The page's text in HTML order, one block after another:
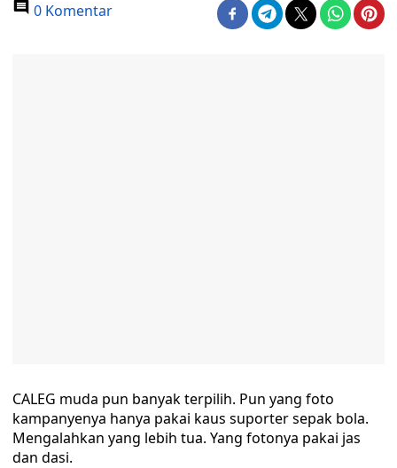
0 Komentar
CALEG muda pun banyak terpilih. Pun yang foto
kampanyenya hanya pakai kaus suporter sepak bola.
Mengalahkan yang lebih tua. Yang fotonya pakai jas
dan dasi.